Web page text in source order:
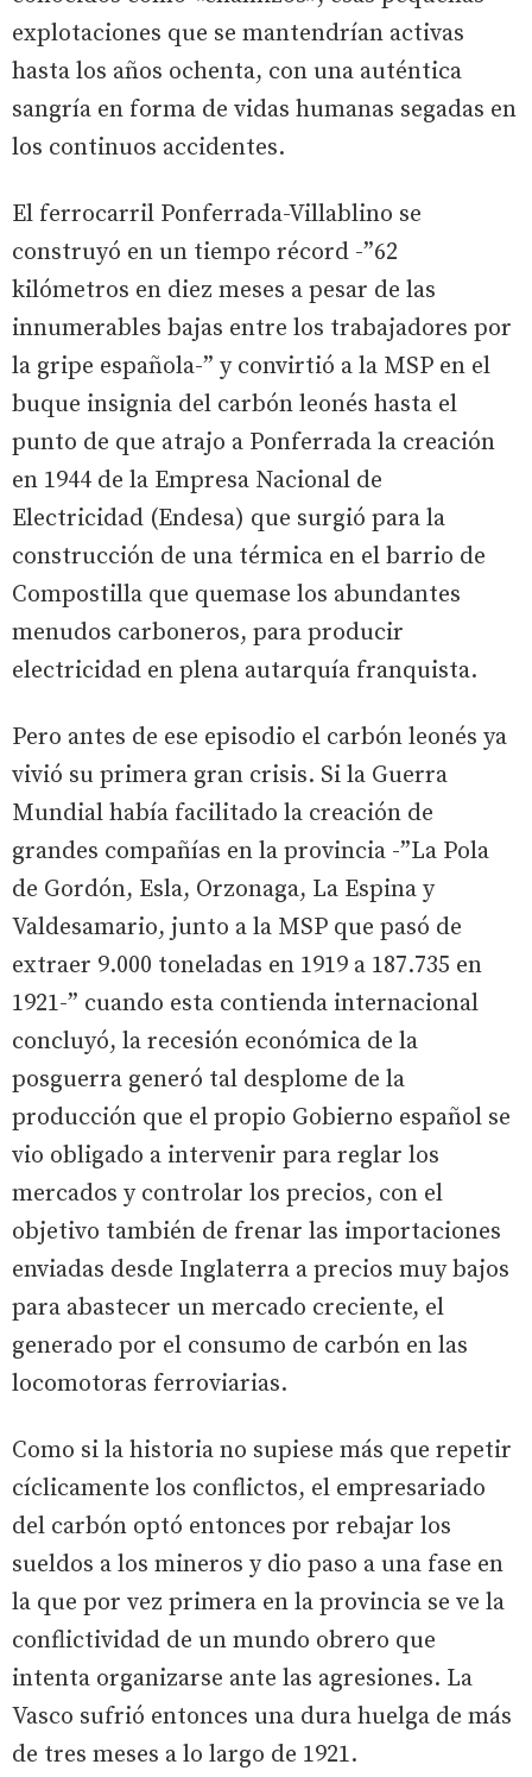
explotaciones que se mantendrían activas
hasta los años ochenta, con una auténtica
sangría en forma de vidas humanas segadas en
los continuos accidentes.
El ferrocarril Ponferrada-Villablino se
construyó en un tiempo récord -”62
kilómetros en diez meses a pesar de las
innumerables bajas entre los trabajadores por
la gripe española-” y convirtió a la MSP en el
buque insignia del carbón leonés hasta el
punto de que atrajo a Ponferrada la creación
en 1944 de la Empresa Nacional de
Electricidad (Endesa) que surgió para la
construcción de una térmica en el barrio de
Compostilla que quemase los abundantes
menudos carboneros, para producir
electricidad en plena autarquía franquista.
Pero antes de ese episodio el carbón leonés ya
vivió su primera gran crisis. Si la Guerra
Mundial había facilitado la creación de
grandes compañías en la provincia -”La Pola
de Gordón, Esla, Orzonaga, La Espina y
Valdesamario, junto a la MSP que pasó de
extraer 9.000 toneladas en 1919 a 187.735 en
1921-” cuando esta contienda internacional
concluyó, la recesión económica de la
posguerra generó tal desplome de la
producción que el propio Gobierno español se
vio obligado a intervenir para reglar los
mercados y controlar los precios, con el
objetivo también de frenar las importaciones
enviadas desde Inglaterra a precios muy bajos
para abastecer un mercado creciente, el
generado por el consumo de carbón en las
locomotoras ferroviarias.
Como si la historia no supiese más que repetir
cíclicamente los conflictos, el empresariado
del carbón optó entonces por rebajar los
sueldos a los mineros y dio paso a una fase en
la que por vez primera en la provincia se ve la
conflictividad de un mundo obrero que
intenta organizarse ante las agresiones. La
Vasco sufrió entonces una dura huelga de más
de tres meses a lo largo de 1921.